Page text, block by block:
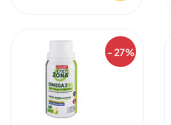
- 27%